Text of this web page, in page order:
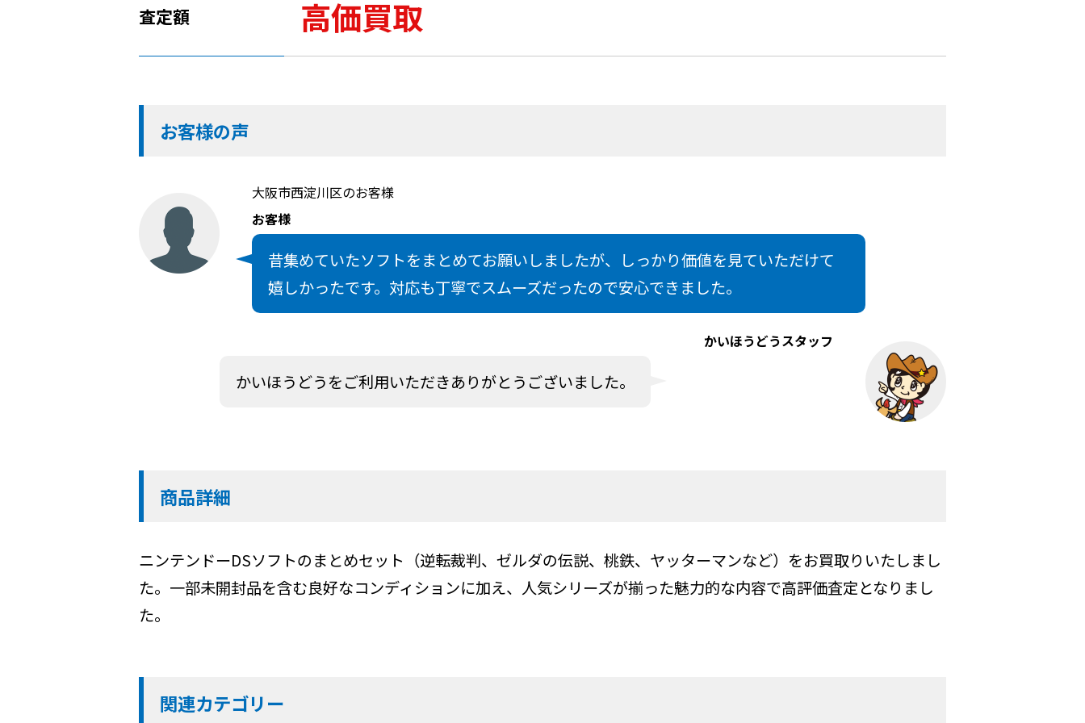
査定額 高価買取
お客様の声
大阪市西淀川区のお客様
お客様
昔集めていたソフトをまとめてお願いしましたが、しっかり価値を見ていただけて
嬉しかったです。対応も丁寧でスムーズだったので安心できました。
かいほうどうスタッフ
かいほうどうをご利用いただきありがとうございました。
商品詳細
ニンテンドーDSソフトのまとめセット（逆転裁判、ゼルダの伝説、桃鉄、ヤッターマンなど）をお買取りいたしまし
た。一部未開封品を含む良好なコンディションに加え、人気シリーズが揃った魅力的な内容で高評価査定となりまし
た。
関連カテゴリー